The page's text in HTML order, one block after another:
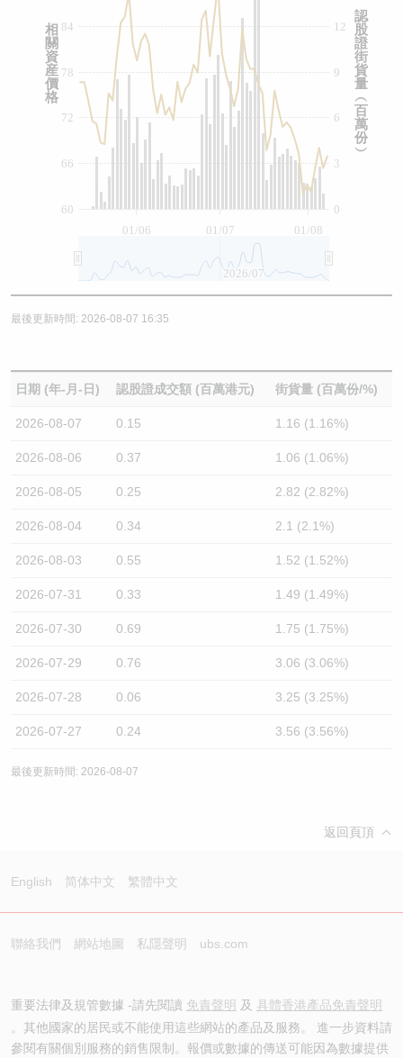
01/06 01/07 01/08
0
3
6
9
12
60
66
72
78
84
2026/07
認
股
證
街
貨
量
︵
百
萬
份
︶
相
關
資
産
價
格
最後更新時間: 2026-08-07 16:35
日期 (年-月-日) 認股證成交額 (百萬港元) 街貨量 (百萬份/%)
2026-08-07 0.15 1.16 (1.16%)
2026-08-06 0.37 1.06 (1.06%)
2026-08-05 0.25 2.82 (2.82%)
2026-08-04 0.34 2.1 (2.1%)
2026-08-03 0.55 1.52 (1.52%)
2026-07-31 0.33 1.49 (1.49%)
2026-07-30 0.69 1.75 (1.75%)
2026-07-29 0.76 3.06 (3.06%)
2026-07-28 0.06 3.25 (3.25%)
2026-07-27 0.24 3.56 (3.56%)
最後更新時間: 2026-08-07
返回頁頂
English 简体中文 繁體中文
聯絡我們 網站地圖 私隱聲明 ubs.com
重要法律及規管數據 -請先閱讀 免責聲明 及 具體香港產品免責聲明
。其他國家的居民或不能使用這些網站的產品及服務。 進一步資料請
參閱有關個別服務的銷售限制。報價或數據的傳送可能因為數據提供
牛熊證文件及公告 (瑞信)
收市競價變化